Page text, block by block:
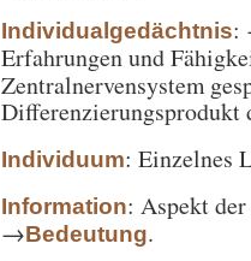
Individualgedächtnis:
Erfahrungen und
Zentralnervensystem
Individuum: Einzelnes
Information: Aspekt
→Bedeutung.